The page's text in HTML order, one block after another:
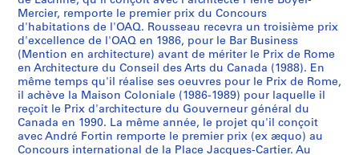
o
n
t
r
é
a
l
,
1
a
d
a
,
1
9
9
3
AP066.S2.D34
,
1
9
9
4
AP066.S2.D37
1
9
9
5
AP066.S2.D38
n
a
l
d
e
s
q
u
a
i
t
e
c
t
u
r
e
e
é
e
d
'
a
r
t
c
o
i
p
a
l
p
o
u
r
u
i
p
a
l
"
C
h
a
u
t
i
t
i
o
n
f
o
r
n
a
t
i
o
n
a
l
"
n
a
t
i
o
n
a
l
d
n
a
l
"
L
a
r
t
é
e
r
é
g
o
n
a
e
s
f
ê
t
e
s
d
u
a
c
u
l
t
é
d
e
l
a
u
C
o
n
o
r
t
o
n
t
s
h
a
b
i
t
R
o
m
e
,
1
9
8
7
Mercier, remporte le premier prix du Concours
d'habitations de l'OAQ. Rousseau recevra un troisième prix
d'excellence de l'OAQ en 1986, pour le Bar Business
(Mention en architecture) avant de mériter le Prix de Rome
en Architecture du Conseil des Arts du Canada (1988). En
même temps qu'il réalise ses oeuvres pour le Prix de Rome,
il achève la Maison Coloniale (1986-1989) pour laquelle il
reçoit le Prix d'architecture du Gouverneur général du
Canada en 1990. La même année, le projet qu'il conçoit
avec André Fortin remporte le premier prix (ex æquo) au
Concours international de la Place Jacques-Cartier. Au